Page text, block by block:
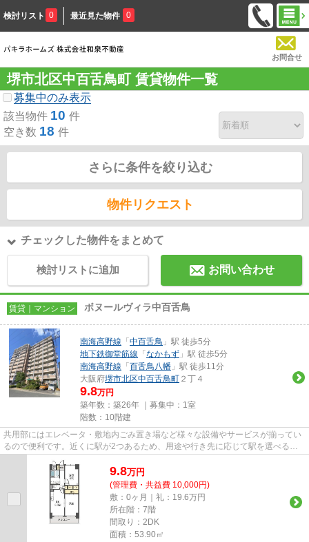
検討リスト 0 最近見た物件 0
お問合せ
堺市北区中百舌鳥町 賃貸物件一覧
募集中のみ表示
該当物件 10 件
空き数 18 件
さらに条件を絞り込む
物件リクエスト
チェックした物件をまとめて
検討リストに追加 お問い合わせ
賃貸｜マンション ボヌールヴィラ中百舌鳥
南海高野線 「 中百舌鳥 」駅 徒歩5分
地下鉄御堂筋線 「 なかもず 」駅 徒歩5分
南海高野線 「 百舌鳥八幡 」駅 徒歩11分
大阪府堺市北区中百舌鳥町 ２丁４
9.8万円
築年数：築26年 ｜募集中： 1室
階数：10階建
共用部にはエレベータ・敷地内ごみ置き場など様々な設備やサービスが揃ってい
るので便利です。近くに駅が2つあるため、用途や行き先に応じて駅を選べる物
件です。クレジットカードで初...
9.8万円
(管理費・共益費 10,000円)
敷：0ヶ月｜礼：19.6万円
所在階：7階
間取り：2DK
面積：53.90㎡